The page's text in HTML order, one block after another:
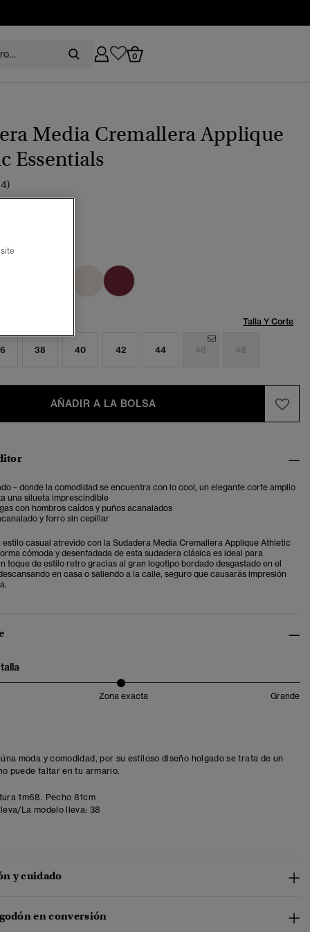
0
Media Cremallera Applique
Essentials
gris
Talla Y Corte
38 40 42 44 46 48
AÑADIR A LA BOLSA
– donde la comodidad se encuentra con lo cool, un elegante corte amplio
una silueta imprescindible
con hombros caídos y puños acanalados
y forro sin cepillar
estilo casual atrevido con la Sudadera Media Cremallera Applique Athletic
cómoda y desenfadada de esta sudadera clásica es ideal para
toque de estilo retro gracias al gran logotipo bordado desgastado en el
en casa o saliendo a la calle, seguro que causarás impresión
Zona exacta Grande
moda y comodidad, por su estiloso diseño holgado se trata de un
puede faltar en tu armario.
1m68. Pecho 81cm
La modelo lleva: 38
y cuidado
en conversión